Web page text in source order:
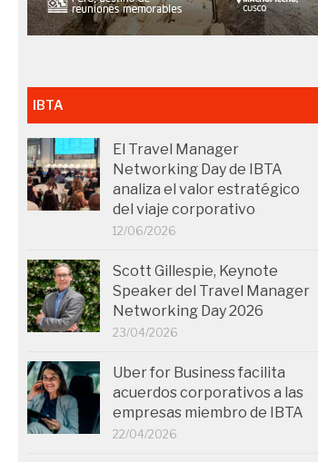
IBTA
El Travel Manager
Networking Day de IBTA
analiza el valor estratégico
del viaje corporativo
12/06/2026
Scott Gillespie, Keynote
Speaker del Travel Manager
Networking Day 2026
23/04/2026
Uber for Business facilita
acuerdos corporativos a las
empresas miembro de IBTA
22/04/2026